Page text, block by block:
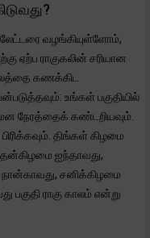
வழங்கியுள்ளோம்,
ஏற்ப ராகுகலின் சரியான
கணக்கிட
உங்கள் பகுதியில்
நேரத்தைக் கண்டறியவும்.
திங்கள் கிழமை
ஐந்தாவது,
சனிக்கிழமை
பகுதி ராகு காலம் என்று